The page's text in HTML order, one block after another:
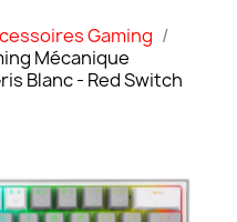
Gaming
Mécanique
Blanc - Red Switch